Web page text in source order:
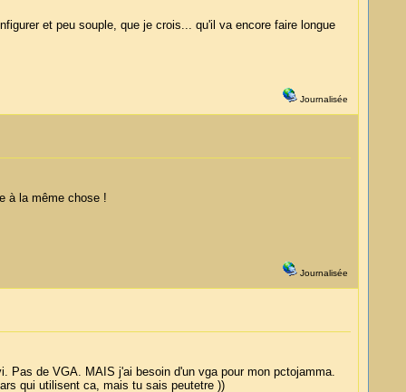
et peu souple, que je crois... qu'il va encore faire longue
Journalisée
à la même chose !
Journalisée
Pas de VGA. MAIS j'ai besoin d'un vga pour mon pctojamma.
qui utilisent ca, mais tu sais peutetre ))